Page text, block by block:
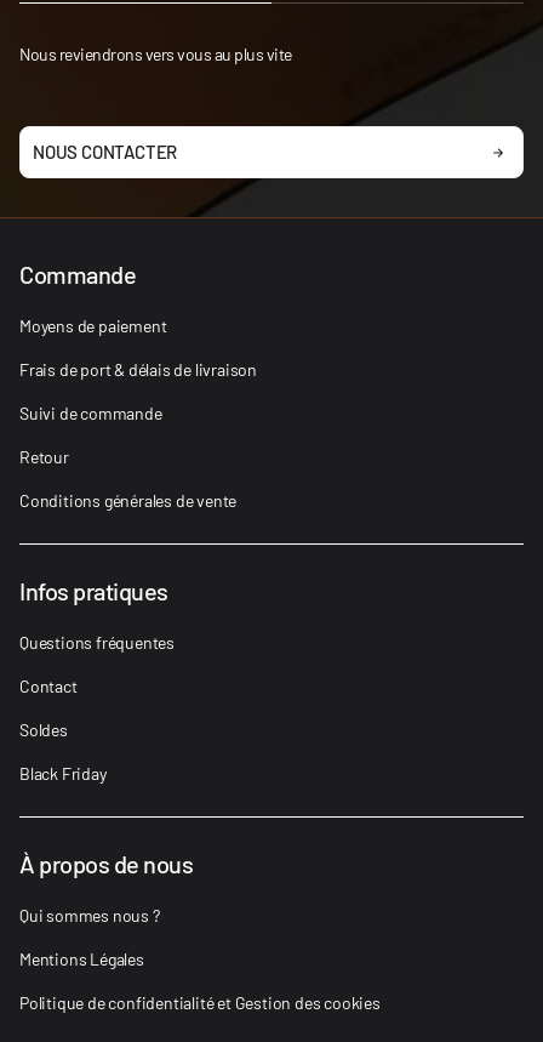
Nous reviendrons vers vous au plus vite
NOUS CONTACTER
Commande
Moyens de paiement
Frais de port & délais de livraison
Suivi de commande
Retour
Conditions générales de vente
Infos pratiques
Questions fréquentes
Contact
Soldes
Black Friday
À propos de nous
Qui sommes nous ?
Mentions Légales
Politique de confidentialité et Gestion des cookies